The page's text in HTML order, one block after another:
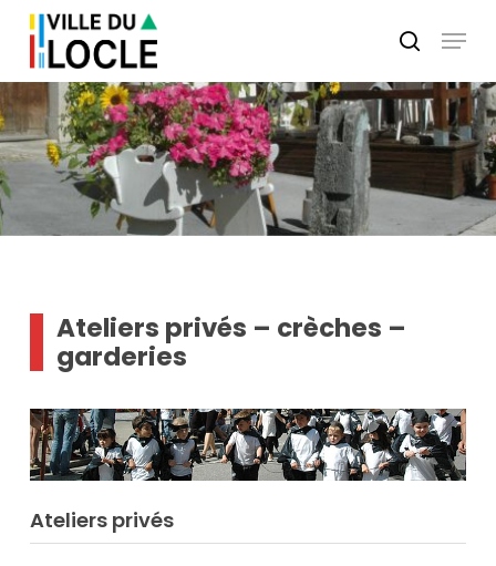
Skip
main
content
search
Menu
Ateliers privés – crèches –
garderies
Ateliers privés
Menu